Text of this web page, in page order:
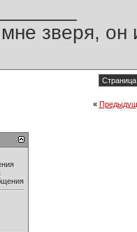
зверя, он
«